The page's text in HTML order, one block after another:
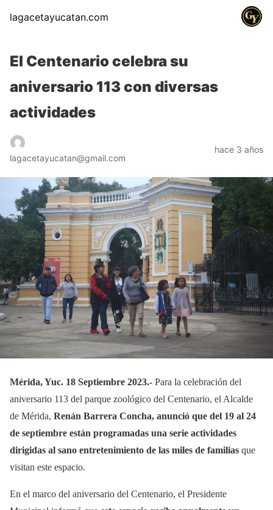
lagacetayucatan.com
El Centenario celebra su
aniversario 113 con diversas
actividades
lagacetayucatan@gmail.com
hace 3 años
Mérida, Yuc. 18 Septiembre 2023.- Para la celebración del
aniversario 113 del parque zoológico del Centenario, el Alcalde
de Mérida, Renán Barrera Concha, anunció que del 19 al 24
de septiembre están programadas una serie actividades
dirigidas al sano entretenimiento de las miles de familias que
visitan este espacio.
En el marco del aniversario del Centenario, el Presidente